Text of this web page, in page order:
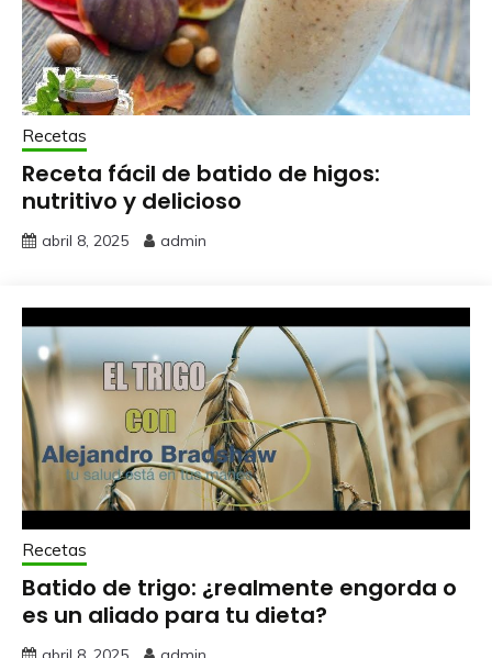
Recetas
Receta fácil de batido de higos:
nutritivo y delicioso
abril 8, 2025 admin
Recetas
Batido de trigo: ¿realmente engorda o
es un aliado para tu dieta?